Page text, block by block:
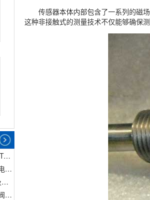
FESTO仿生蝴蝶结构及原理,FESTO仿生蝴蝶具有什么功能
电磁阀上的三根线怎么接,三线制电磁阀接线
德国REXROTH变频器故障代码及故障解决方法
比例阀调节压力和流量,流量比例阀的控制方法
传感器本体内部包含了一系列的磁
这种非接触式的测量技术不仅能够确保